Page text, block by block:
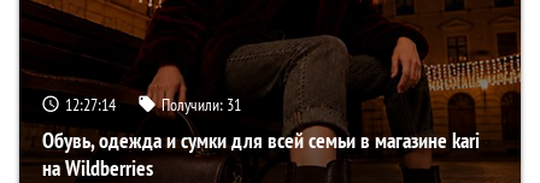
12:27:13 Получили: 31
Обувь, одежда и сумки для всей семьи в магазине kari
на Wildberries